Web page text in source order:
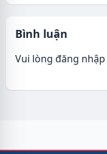
Bình luận
Vui lòng đăng nhập